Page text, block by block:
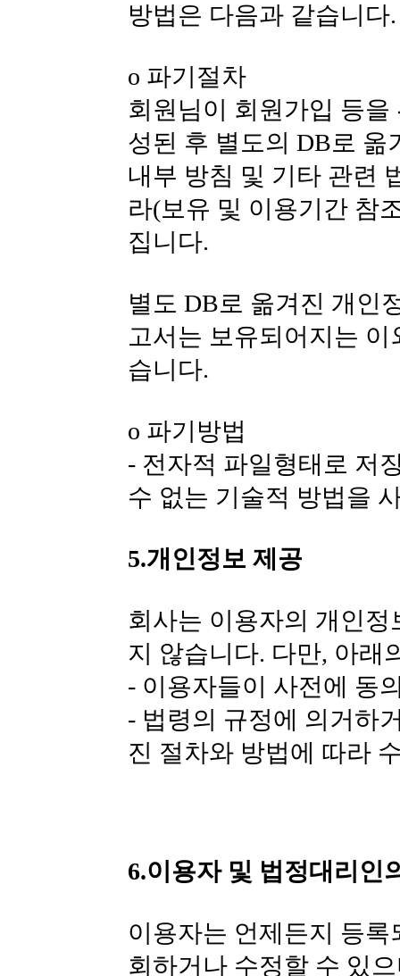
방법은 다음과 같습니다.
ο 파기절차
회원님이 회원가입 등
성된 후 별도의 DB로 옮
내부 방침 및 기타 관련
라(보유 및 이용기간 참
집니다.
별도 DB로 옮겨진 개인
고서는 보유되어지는
습니다.
ο 파기방법
- 전자적 파일형태로 저
수 없는 기술적 방법을
5.개인정보 제공
회사는 이용자의 개인
지 않습니다. 다만, 아래
- 이용자들이 사전에 동
- 법령의 규정에 의거하
진 절차와 방법에 따라
6.이용자 및 법정대리인
이용자는 언제든지 등
회하거나 수정할 수 있